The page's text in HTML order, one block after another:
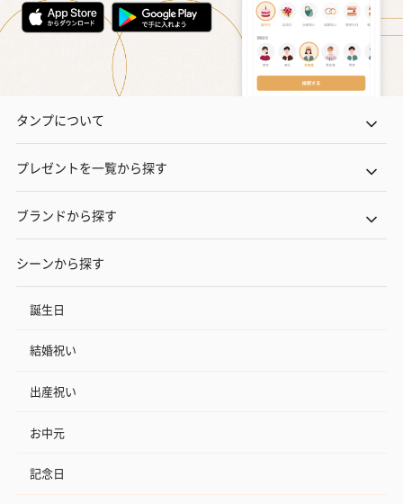
タンプについて
プレゼントを一覧から探す
ブランドから探す
シーンから探す
誕生日
結婚祝い
出産祝い
お中元
記念日